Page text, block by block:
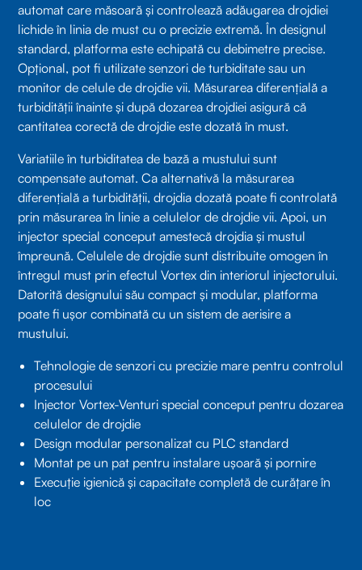
automat care măsoară și controlează adăugarea drojdiei
lichide în linia de must cu o precizie extremă. În designul
standard, platforma este echipată cu debimetre precise.
Opțional, pot fi utilizate senzori de turbiditate sau un
monitor de celule de drojdie vii. Măsurarea diferențială a
turbidității înainte și după dozarea drojdiei asigură că
cantitatea corectă de drojdie este dozată în must.
Variatiile în turbiditatea de bază a mustului sunt
compensate automat. Ca alternativă la măsurarea
diferențială a turbidității, drojdia dozată poate fi controlată
prin măsurarea în linie a celulelor de drojdie vii. Apoi, un
injector special conceput amestecă drojdia și mustul
împreună. Celulele de drojdie sunt distribuite omogen în
întregul must prin efectul Vortex din interiorul injectorului.
Datorită designului său compact și modular, platforma
poate fi ușor combinată cu un sistem de aerisire a
mustului.
Tehnologie de senzori cu precizie mare pentru controlul
procesului
Injector Vortex-Venturi special conceput pentru dozarea
celulelor de drojdie
Design modular personalizat cu PLC standard
Montat pe un pat pentru instalare ușoară și pornire
Execuție igienică și capacitate completă de curățare în
loc